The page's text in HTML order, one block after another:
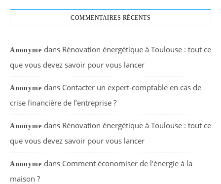
COMMENTAIRES RÉCENTS
Anonyme dans Rénovation énergétique à Toulouse : tout ce
que vous devez savoir pour vous lancer
Anonyme dans Contacter un expert-comptable en cas de
crise financière de l’entreprise ?
Anonyme dans Rénovation énergétique à Toulouse : tout ce
que vous devez savoir pour vous lancer
Anonyme dans Comment économiser de l’énergie à la
maison ?